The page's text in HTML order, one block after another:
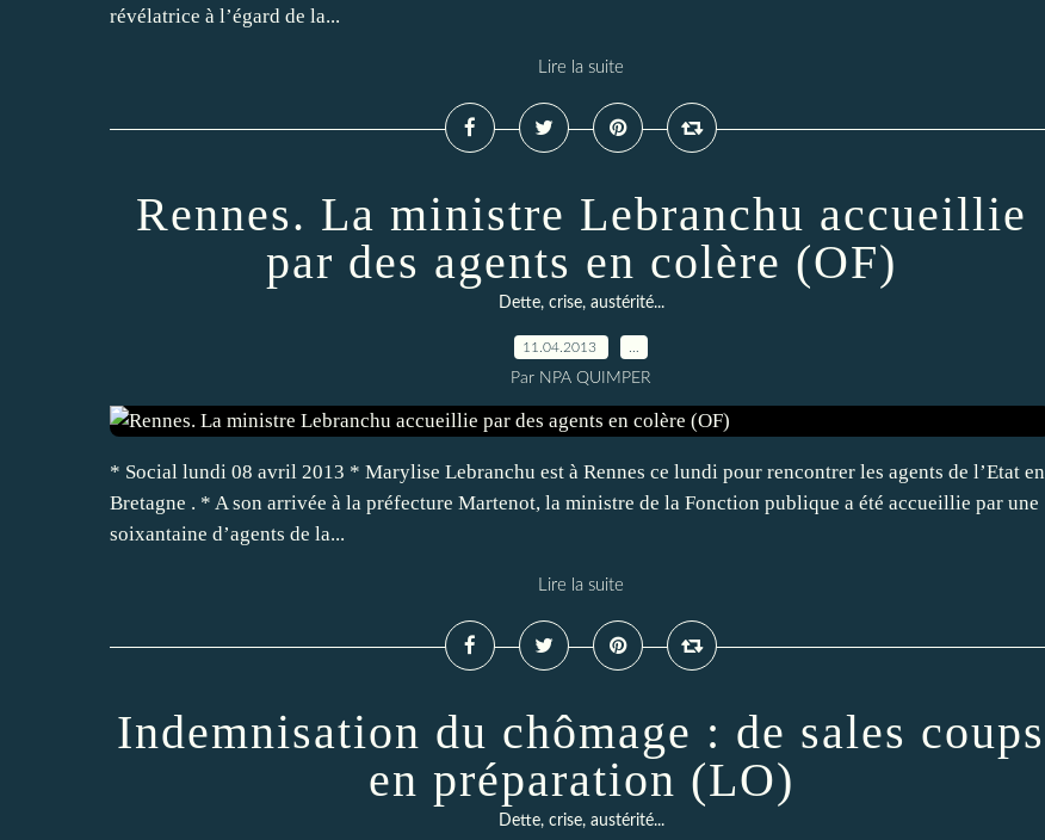
révélatrice à l’égard de la...
Lire la suite
Rennes. La ministre Lebranchu accueillie
par des agents en colère (OF)
Dette, crise, austérité...
11.04.2013
Par NPA QUIMPER
* Social lundi 08 avril 2013 * Marylise Lebranchu est à Rennes ce lundi pour rencontrer les agents de l’Etat en
Bretagne . * A son arrivée à la préfecture Martenot, la ministre de la Fonction publique a été accueillie par une
soixantaine d’agents de la...
Lire la suite
Indemnisation du chômage : de sales coups
en préparation (LO)
Dette, crise, austérité...